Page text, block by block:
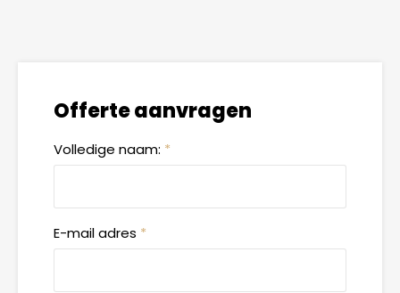
Offerte aanvragen
Volledige naam: *
E-mail adres *